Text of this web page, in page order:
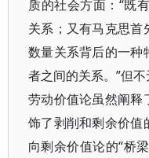
质的社会方面：“既
关系；又有马克思首
数量关系背后的一种
者之间的关系。”但
劳动价值论虽然阐释
饰了剥削和剩余价值
向剩余价值论的“桥